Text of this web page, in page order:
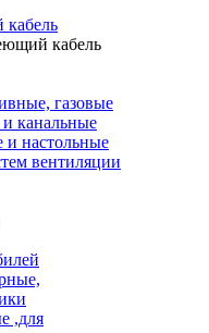
кабель
газовые
канальные
и настольные
вентиляции
,для